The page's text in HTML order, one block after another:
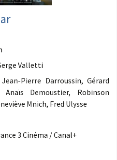
Valletti
Pierre Darroussin, Gérard
Anaïs Demoustier, Robinson
Mnich, Fred Ulysse
3 Cinéma / Canal+